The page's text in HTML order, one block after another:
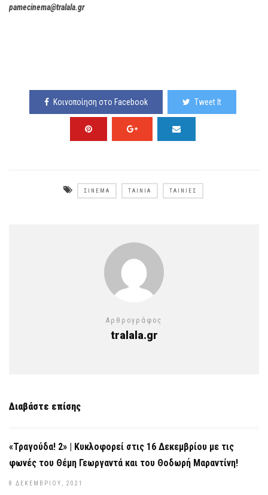
pamecinema@tralala.gr
Κοινοποίηση στο Facebook Tweet It
ΣΙΝΕΜΆ ΤΑΙΝΊΑ ΤΑΙΝΊΕΣ
Αρθρογράφος
tralala.gr
Διαβάστε επίσης
«Τραγούδα! 2» | Κυκλοφορεί στις 16 Δεκεμβρίου με τις
φωνές του Θέμη Γεωργαντά και του Θοδωρή Μαραντίνη!
8 ΔΕΚΕΜΒΡΊΟΥ, 2021